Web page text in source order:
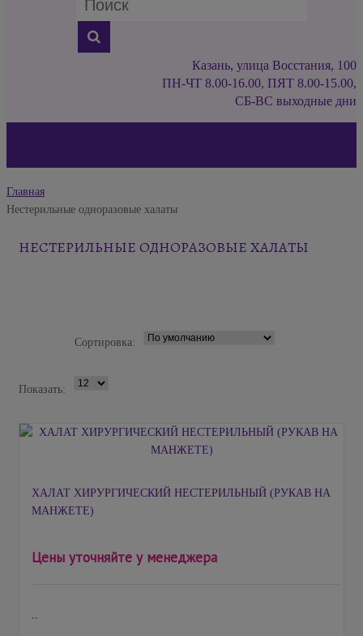
Казань, улица Восстания, 100
ПН-ЧТ 8.00-16.00, ПЯТ 8.00-15.00,
СБ-ВС выходные дни
Главная
Нестерильные одноразовые халаты
НЕСТЕРИЛЬНЫЕ ОДНОРАЗОВЫЕ ХАЛАТЫ
Сортировка:
Показать:
ХАЛАТ ХИРУРГИЧЕСКИЙ НЕСТЕРИЛЬНЫЙ (РУКАВ НА
МАНЖЕТЕ)
Цены уточняйте у менеджера
..